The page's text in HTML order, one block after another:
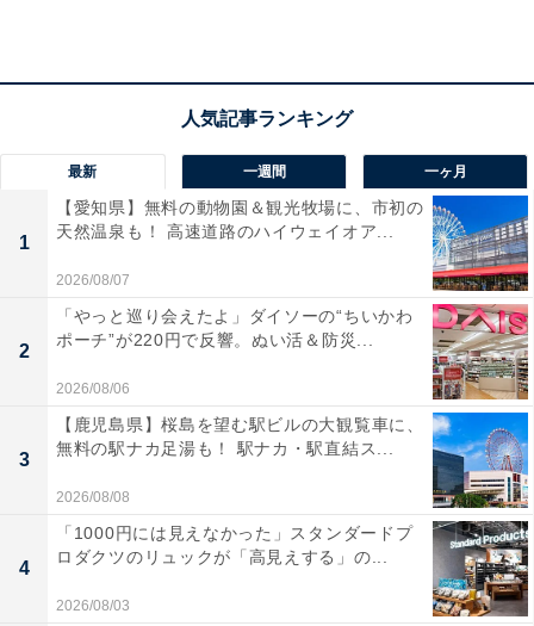
＞【詳しく見る】全体運、社交運、恋愛運などの詳細は
こちら
最新 一週間 一ヶ月
1
【愛知県】無料の動物園＆観光牧場に、市初の
天然温泉も！ 高速道路のハイウェイオア...
2026/08/07
2
「やっと巡り会えたよ」ダイソーの“ちいかわ
ポーチ”が220円で反響。ぬい活＆防災...
2026/08/06
3
【鹿児島県】桜島を望む駅ビルの大観覧車に、
無料の駅ナカ足湯も！ 駅ナカ・駅直結ス...
2026/08/08
4
「1000円には見えなかった」スタンダードプ
ロダクツのリュックが「高見えする」の...
2026/08/03